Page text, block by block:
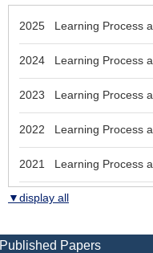
2025 Learning Process
2024 Learning Process
2023 Learning Process
2022 Learning Process
2021 Learning Process
▼display all
Published Papers